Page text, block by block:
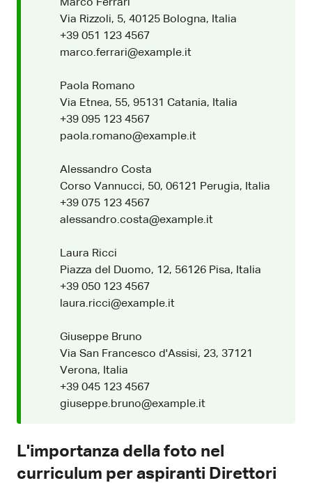
Marco Ferrari
Via Rizzoli, 5, 40125 Bologna, Italia
+39 051 123 4567
marco.ferrari@example.it
Paola Romano
Via Etnea, 55, 95131 Catania, Italia
+39 095 123 4567
paola.romano@example.it
Alessandro Costa
Corso Vannucci, 50, 06121 Perugia, Italia
+39 075 123 4567
alessandro.costa@example.it
Laura Ricci
Piazza del Duomo, 12, 56126 Pisa, Italia
+39 050 123 4567
laura.ricci@example.it
Giuseppe Bruno
Via San Francesco d'Assisi, 23, 37121
Verona, Italia
+39 045 123 4567
giuseppe.bruno@example.it
L'importanza della foto nel
curriculum per aspiranti Direttori